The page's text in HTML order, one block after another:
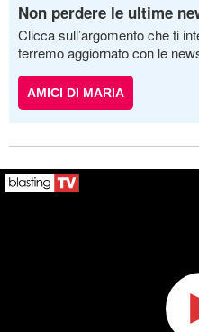
Non perdere le ultime
Clicca sull’argomento che ti
terremo aggiornato con le
AMICI DI MARIA